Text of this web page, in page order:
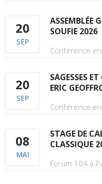
20
SEP
ASSEMBLÉE
SOUFIE 2026
Conférence
20
SEP
SAGESSES
ERIC
Conférence
08
MAI
STAGE DE
CLASSIQUE
Forum 104 à